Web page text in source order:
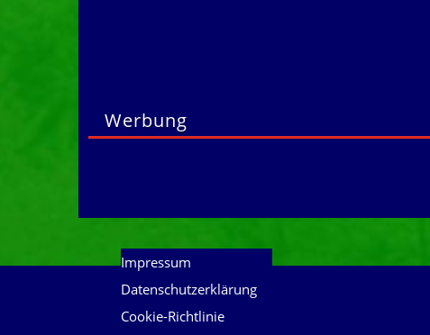
Werbung
Impressum
Datenschutzerklärung
Cookie-Richtlinie